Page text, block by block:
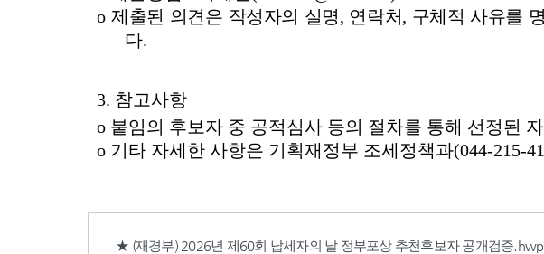
★ (재경부) 2026년 제60회 납세자의 날 정부포상 추천후보자 공개검증.hwp